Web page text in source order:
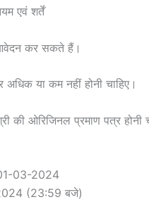
एवं शर्तें
कर सकते हैं।
या कम नहीं होनी चाहिए।
की ओरिजिनल प्रमाण पत्र होनी
03-2024
(23:59 बजे)